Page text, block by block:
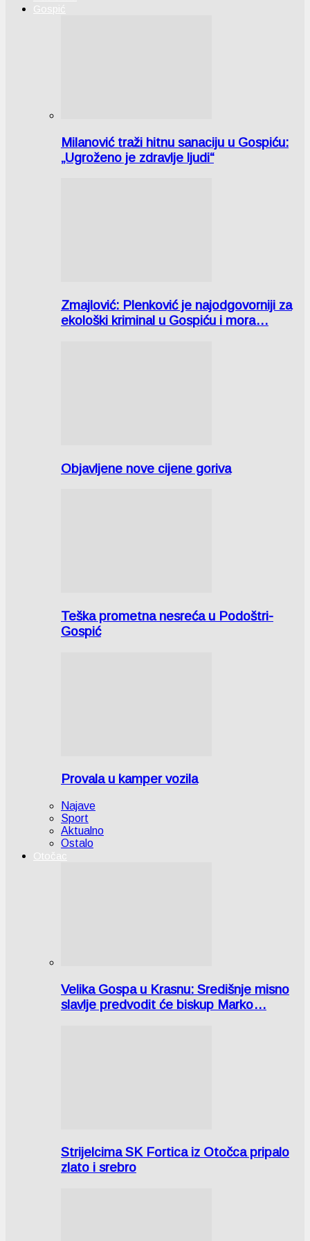
Gospić
Milanović traži hitnu sanaciju u Gospiću:
„Ugroženo je zdravlje ljudi“
Zmajlović: Plenković je najodgovorniji za
ekološki kriminal u Gospiću i mora…
Objavljene nove cijene goriva
Teška prometna nesreća u Podoštri-
Gospić
Provala u kamper vozila
Najave
Sport
Aktualno
Ostalo
Otočac
Velika Gospa u Krasnu: Središnje misno
slavlje predvodit će biskup Marko…
Strijelcima SK Fortica iz Otočca pripalo
zlato i srebro